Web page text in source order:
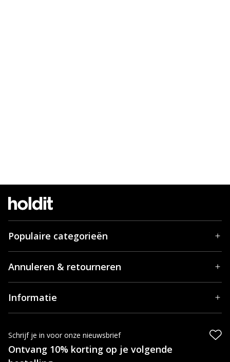
Populaire categorieën
Annuleren & retourneren
Informatie
Schrijf je in voor onze nieuwsbrief
Ontvang 10% korting op je volgende